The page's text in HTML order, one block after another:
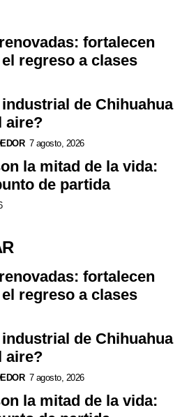
fortalecen
regreso a clases
de Chihuahua
aire?
7 agosto, 2026
la mitad de la vida:
de partida
fortalecen
regreso a clases
de Chihuahua
aire?
7 agosto, 2026
la mitad de la vida: